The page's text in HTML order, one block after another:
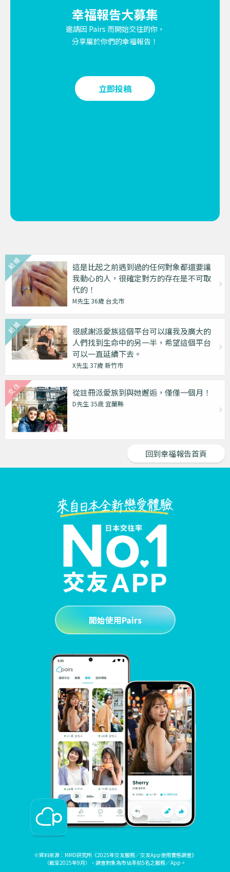
幸福報告大募集
邀請因 Pairs 而開始交往的你，
分享屬於你們的幸福報告！
立即投稿
這是比起之前遇到過的任何對象都還要讓
我動心的人，很確定對方的存在是不可取
代的！
M先生 36歲 台北市
很感謝派愛族這個平台可以讓我及廣大的
人們找到生命中的另一半，希望這個平台
可以一直延續下去。
X先生 37歲 新竹市
從註冊派愛族到與她邂逅，僅僅一個月！
D先生 35歳 宜蘭縣
回到幸福報告首頁
開始使用Pairs
※資料來源：MMD研究所《2025年交友服務／交友App使用實態調查》
（截至2025年9月），調查對象為市佔率前5名之服務／App。